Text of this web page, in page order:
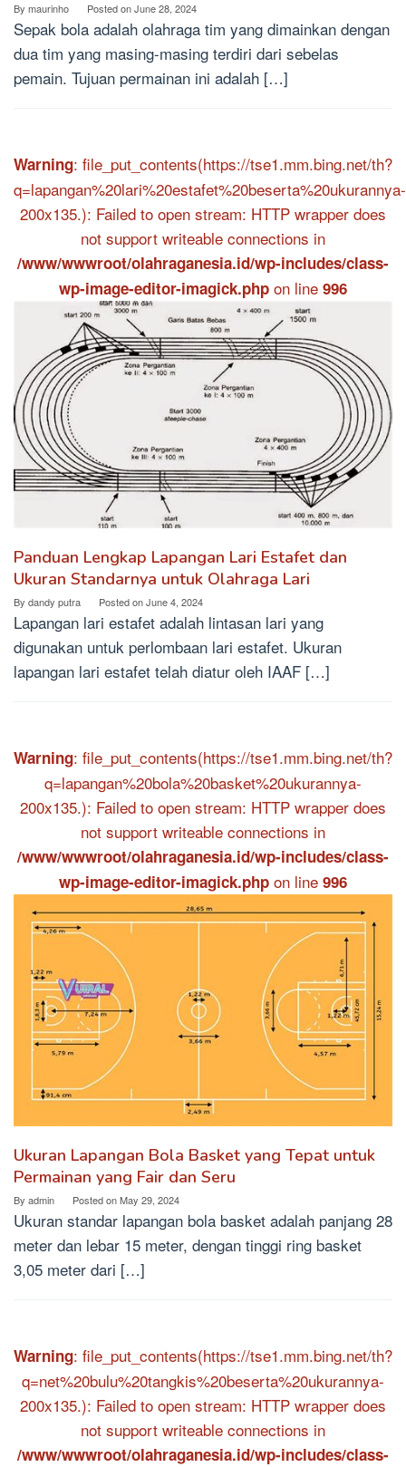
By maurinho Posted onJune 28, 2024
Sepak bola adalah olahraga tim yang dimainkan dengan
dua tim yang masing-masing terdiri dari sebelas
pemain. Tujuan permainan ini adalah […]
Warning: file_put_contents(https://tse1.mm.bing.net/th?
q=lapangan%20lari%20estafet%20beserta%20ukurannya-
200x135.): Failed to open stream: HTTP wrapper does
not support writeable connections in
/www/wwwroot/olahraganesia.id/wp-includes/class-
wp-image-editor-imagick.php on line 996
Panduan Lengkap Lapangan Lari Estafet dan
Ukuran Standarnya untuk Olahraga Lari
By dandy putra Posted onJune 4, 2024
Lapangan lari estafet adalah lintasan lari yang
digunakan untuk perlombaan lari estafet. Ukuran
lapangan lari estafet telah diatur oleh IAAF […]
Warning: file_put_contents(https://tse1.mm.bing.net/th?
q=lapangan%20bola%20basket%20ukurannya-
200x135.): Failed to open stream: HTTP wrapper does
not support writeable connections in
/www/wwwroot/olahraganesia.id/wp-includes/class-
wp-image-editor-imagick.php on line 996
Ukuran Lapangan Bola Basket yang Tepat untuk
Permainan yang Fair dan Seru
By admin Posted onMay 29, 2024
Ukuran standar lapangan bola basket adalah panjang 28
meter dan lebar 15 meter, dengan tinggi ring basket
3,05 meter dari […]
Warning: file_put_contents(https://tse1.mm.bing.net/th?
q=net%20bulu%20tangkis%20beserta%20ukurannya-
200x135.): Failed to open stream: HTTP wrapper does
not support writeable connections in
/www/wwwroot/olahraganesia.id/wp-includes/class-